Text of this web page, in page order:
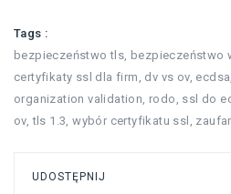
Tags :
bezpieczeństwo tls bezpieczeństwo
certyfikaty ssl dla firm dv vs ov, ecdsa
organization validation rodo ssl do
ov,tls 1.3 ,wybór certyfikatu ssl
UDOSTĘPNIJ